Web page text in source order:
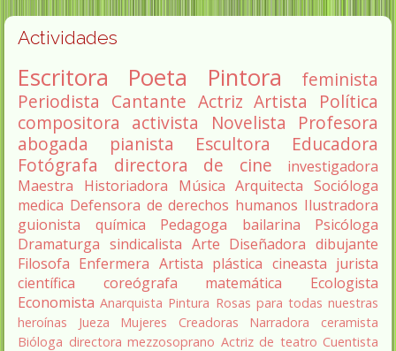
Actividades
Escritora Poeta Pintora
feminista
Periodista Cantante Actriz Artista
Política
compositora activista Novelista
Profesora
abogada
pianista Escultora
Educadora
Fotógrafa
directora de cine
investigadora
Maestra
Historiadora Música Arquitecta Socióloga
medica Defensora de derechos humanos Ilustradora
guionista
química Pedagoga bailarina
Psicóloga
Dramaturga sindicalista Arte Diseñadora dibujante
Filosofa Enfermera Artista plástica cineasta jurista
científica
coreógrafa matemática
Ecologista
Economista Anarquista Pintura Rosas para todas nuestras
heroínas
Jueza Mujeres Creadoras Narradora
ceramista
Bióloga directora mezzosoprano Actriz de teatro Cuentista